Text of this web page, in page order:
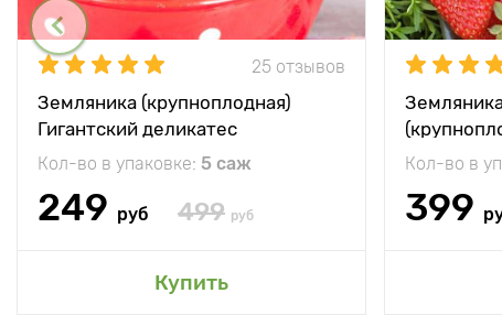
25 отзывов
Земляника (крупноплодная)
Гигантский деликатес
Кол-во в упаковке: 5 саж
249 руб 499 руб
Купить
Кол-во в
399